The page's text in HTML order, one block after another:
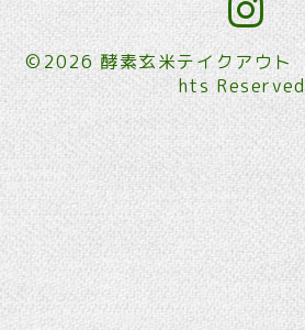
©2026 酵素玄米テイクアウ
hts